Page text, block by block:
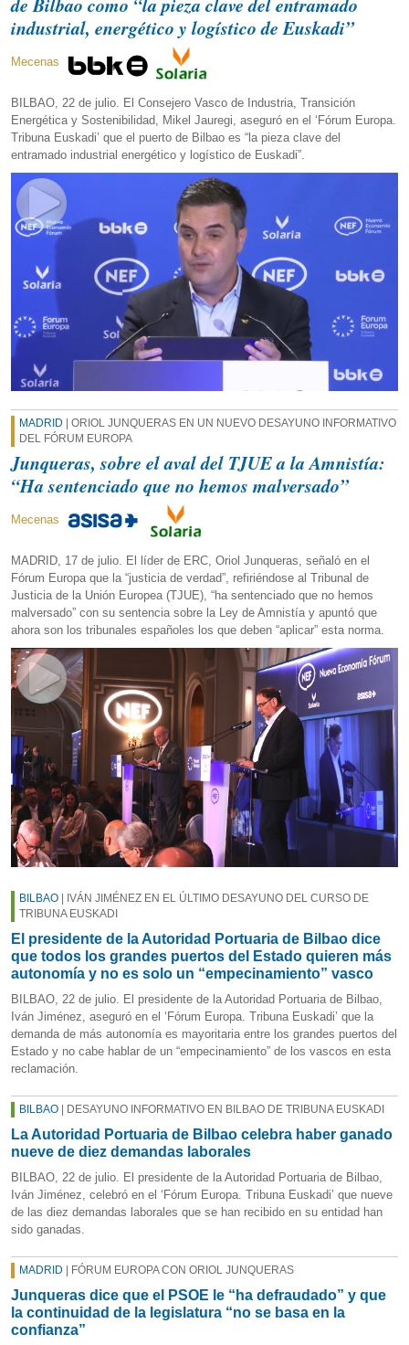
BILBAO | IVÁN JIMÉNEZ EN EL ÚLTIMO DESAYUNO DEL CURSO DE
TRIBUNA EUSKADI
El presidente de la Autoridad Portuaria de Bilbao dice
que todos los grandes puertos del Estado quieren más
autonomía y no es solo un “empecinamiento” vasco
BILBAO, 22 de julio. El presidente de la Autoridad Portuaria de Bilbao,
Iván Jiménez, aseguró en el ‘Fórum Europa. Tribuna Euskadi’ que la
demanda de más autonomía es mayoritaria entre los grandes puertos del
Estado y no cabe hablar de un “empecinamiento” de los vascos en esta
reclamación.
BILBAO | DESAYUNO INFORMATIVO EN BILBAO DE TRIBUNA EUSKADI
La Autoridad Portuaria de Bilbao celebra haber ganado
nueve de diez demandas laborales
BILBAO, 22 de julio. El presidente de la Autoridad Portuaria de Bilbao,
Iván Jiménez, celebró en el ‘Fórum Europa. Tribuna Euskadi’ que nueve
de las diez demandas laborales que se han recibido en su entidad han
sido ganadas.
MADRID | FÓRUM EUROPA CON ORIOL JUNQUERAS
Junqueras dice que el PSOE le “ha defraudado” y que
la continuidad de la legislatura “no se basa en la
confianza”
industrial, energético y logístico de Euskadi”
Mecenas
BILBAO, 22 de julio. El Consejero Vasco de Industria, Transición
Energética y Sostenibilidad, Mikel Jauregi, aseguró en el ‘Fórum Europa.
Tribuna Euskadi’ que el puerto de Bilbao es “la pieza clave del
entramado industrial energético y logístico de Euskadi”.
MADRID | ORIOL JUNQUERAS EN UN NUEVO DESAYUNO INFORMATIVO
DEL FÓRUM EUROPA
Junqueras, sobre el aval del TJUE a la Amnistía:
“Ha sentenciado que no hemos malversado”
Mecenas
MADRID, 17 de julio. El líder de ERC, Oriol Junqueras, señaló en el
Fórum Europa que la “justicia de verdad”, refiriéndose al Tribunal de
Justicia de la Unión Europea (TJUE), “ha sentenciado que no hemos
malversado” con su sentencia sobre la Ley de Amnistía y apuntó que
ahora son los tribunales españoles los que deben “aplicar” esta norma.